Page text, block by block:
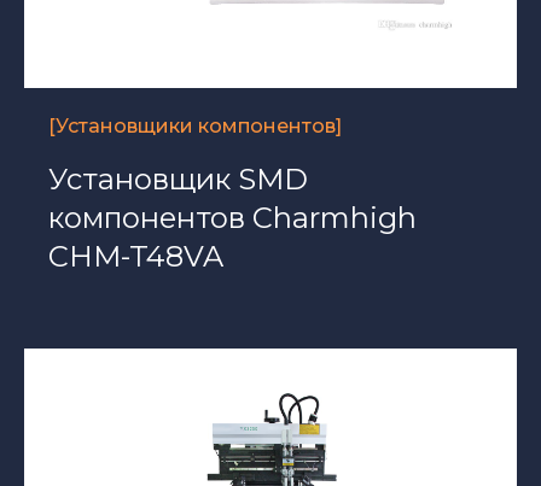
[Установщики компонентов]
Установщик SMD
компонентов Charmhigh
CHM-T48VA